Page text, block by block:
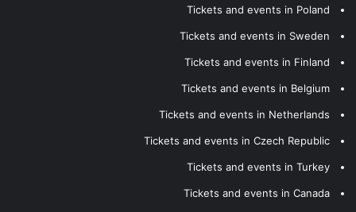
Tickets and events in Poland
Tickets and events in Sweden
Tickets and events in Finland
Tickets and events in Belgium
Tickets and events in Netherlands
Tickets and events in Czech Republic
Tickets and events in Turkey
Tickets and events in Canada